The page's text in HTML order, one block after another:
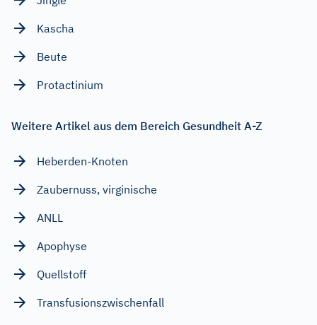
Kascha
Beute
Protactinium
Weitere Artikel aus dem Bereich Gesundheit A-Z
Heberden-Knoten
Zaubernuss, virginische
ANLL
Apophyse
Quellstoff
Transfusionszwischenfall